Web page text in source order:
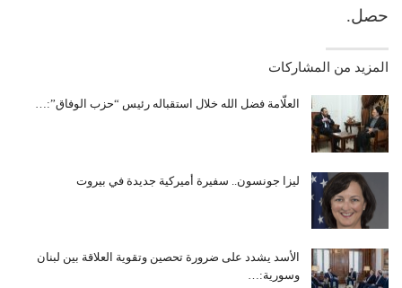
حصل.
المزيد من المشاركات
العلّامة فضل الله خلال استقباله رئيس “حزب الوفاق”:…
ليزا جونسون.. سفيرة أميركية جديدة في بيروت
الأسد يشدد على ضرورة تحصين وتقوية العلاقة بين لبنان
وسورية:…